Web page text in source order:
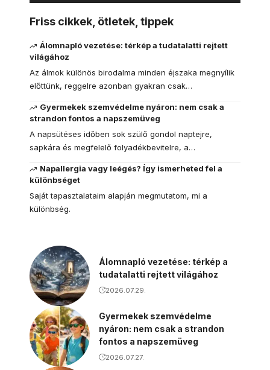
Friss cikkek, ötletek, tippek
Álomnapló vezetése: térkép a tudatalatti rejtett
világához
Az álmok különös birodalma minden éjszaka megnyílik
előttünk, reggelre azonban gyakran csak…
Gyermekek szemvédelme nyáron: nem csak a
strandon fontos a napszemüveg
A napsütéses időben sok szülő gondol naptejre,
sapkára és megfelelő folyadékbevitelre, a…
Napallergia vagy leégés? Így ismerheted fel a
különbséget
Saját tapasztalataim alapján megmutatom, mi a
különbség.
Álomnapló vezetése: térkép a
tudatalatti rejtett világához
2026.07.29.
Gyermekek szemvédelme
nyáron: nem csak a strandon
fontos a napszemüveg
2026.07.27.